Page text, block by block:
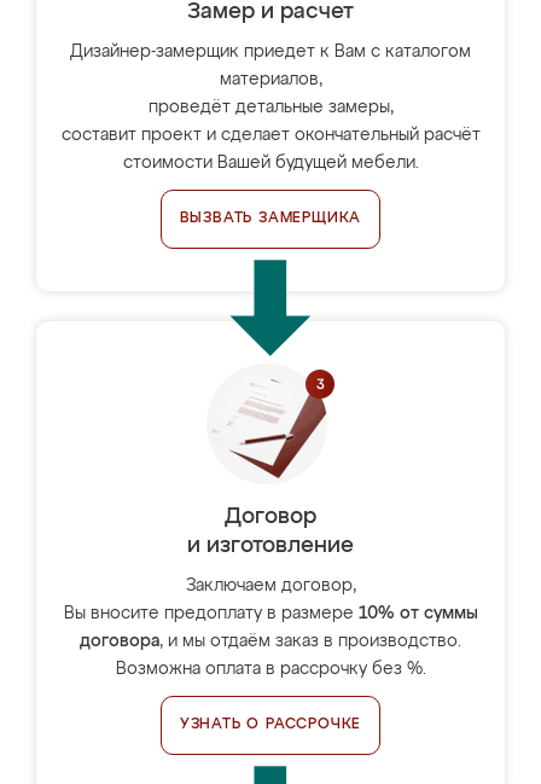
Замер и расчет
Дизайнер-замерщик приедет к Вам с каталогом
материалов,
проведёт детальные замеры,
составит проект и сделает окончательный расчёт
стоимости Вашей будущей мебели.
ВЫЗВАТЬ ЗАМЕРЩИКА
Договор
и изготовление
Заключаем договор,
Вы вносите предоплату в размере 10% от суммы
договора, и мы отдаём заказ в производство.
Возможна оплата в рассрочку без %.
УЗНАТЬ О РАССРОЧКЕ